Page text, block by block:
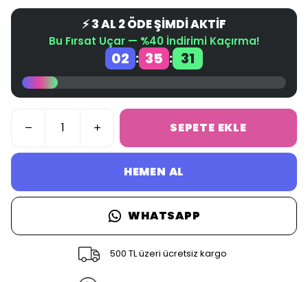
⚡ 3 AL 2 ÖDE ŞİMDİ AKTİF
Bu Fırsat Uçar — %40 İndirimi Kaçırma!
02 : 35 : 31
SEPETE EKLE
HEMEN AL
WHATSAPP
500 TL üzeri ücretsiz kargo